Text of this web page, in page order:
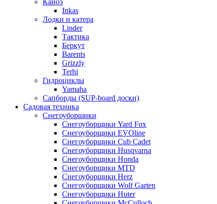
Каноэ
Inkas
Лодки и катера
Linder
Тактика
Беркут
Barents
Grizzly
Terhi
Гидроциклы
Yamaha
Сапборды (SUP-board доски)
Садовая техника
Снегоуборщики
Снегоуборщики Yard Fox
Снегоуборщики EVOline
Снегоуборщики Cub Cadet
Снегоуборщики Husqvarna
Снегоуборщики Honda
Снегоуборщики MTD
Снегоуборщики Herz
Снегоуборщики Wolf Garten
Снегоуборщики Huter